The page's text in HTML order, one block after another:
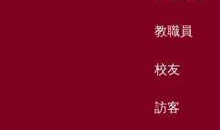
教職員
校友
訪客